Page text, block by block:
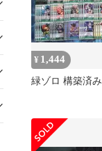
¥ 1,444
緑ゾロ 構築済